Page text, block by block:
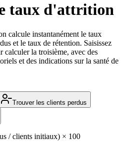
taux d'attrition
calcule instantanément le taux
et le taux de rétention. Saisissez
calculer la troisième, avec des
et des indications sur la santé de
Trouver les clients perdus
/ clients initiaux) × 100